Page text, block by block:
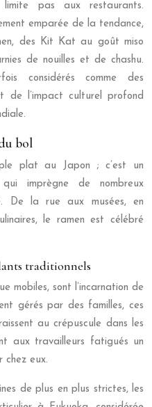
pas aux restaurants.
emparée de la tendance,
des Kit Kat au goût miso
de nouilles et de chashu.
considérés comme des
de l’impact culturel profond
bol
plat au Japon ; c’est un
imprègne de nombreux
De la rue aux musées, en
le ramen est célébré
traditionnels
mobiles, sont l’incarnation de
gérés par des familles, ces
au crépuscule dans les
aux travailleurs fatigués un
chez eux.
de plus en plus strictes, les